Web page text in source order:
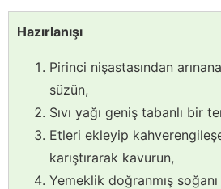
Hazırlanışı
Pirinci nişastasından
süzün,
Sıvı yağı geniş tabanlı bir
Etleri ekleyip
karıştırarak kavurun,
Yemeklik doğranmış